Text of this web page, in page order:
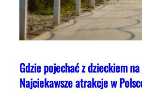
Gdzie pojechać z dzieckiem
Najciekawsze atrakcje w